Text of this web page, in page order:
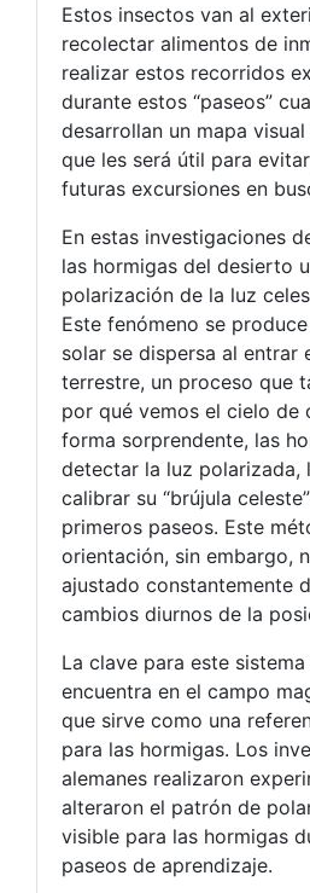
Estos insectos van al
recolectar alimentos de
realizar estos recorridos
durante estos “paseos”
desarrollan un mapa
que les será útil para
futuras excursiones en
En estas investigaciones
las hormigas del desierto
polarización de la luz
Este fenómeno se
solar se dispersa al entrar
terrestre, un proceso que
por qué vemos el cielo de
forma sorprendente, las
detectar la luz polarizada,
calibrar su “brújula
primeros paseos. Este
orientación, sin embargo,
ajustado constantemente
cambios diurnos de la
La clave para este
encuentra en el campo
que sirve como una
para las hormigas. Los
alemanes realizaron
alteraron el patrón de
visible para las hormigas
paseos de aprendizaje.